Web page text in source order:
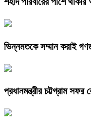
ভিন্নমতকে সম্মান করাই
প্রধানমন্ত্রীর চট্টগ্রাম সফর